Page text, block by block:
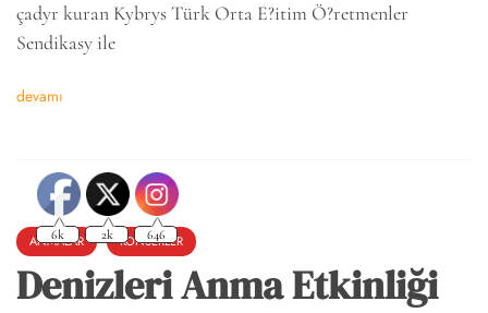
çadyr kuran Kybrys Türk Orta E?itim Ö?retmenler
Sendikasy ile
devamı
ANMALAR KONSERLER
Denizleri Anma Etkinliği
6k 2k 646